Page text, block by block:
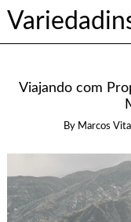
Viajando com
By Marcos